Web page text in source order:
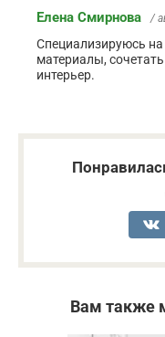
Елена Смирнова /
Специализируюсь на
материалы,
интерьер.
Вам также